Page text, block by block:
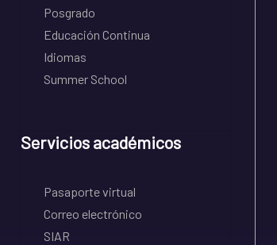
Posgrado
Educación Continua
Idiomas
Summer School
Servicios académicos
Pasaporte virtual
Correo electrónico
SIAR